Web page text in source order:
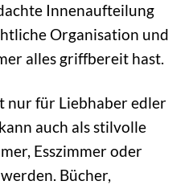
Innenaufteilung
Organisation und
alles griffbereit hast.
nur für Liebhaber edler
auch als stilvolle
Esszimmer oder
Bücher,